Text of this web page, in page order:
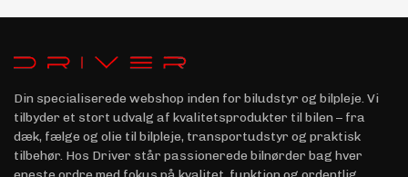
Din specialiserede webshop inden for biludstyr og bilpleje. Vi
tilbyder et stort udvalg af kvalitetsprodukter til bilen – fra
dæk, fælge og olie til bilpleje, transportudstyr og praktisk
tilbehør. Hos Driver står passionerede bilnørder bag hver